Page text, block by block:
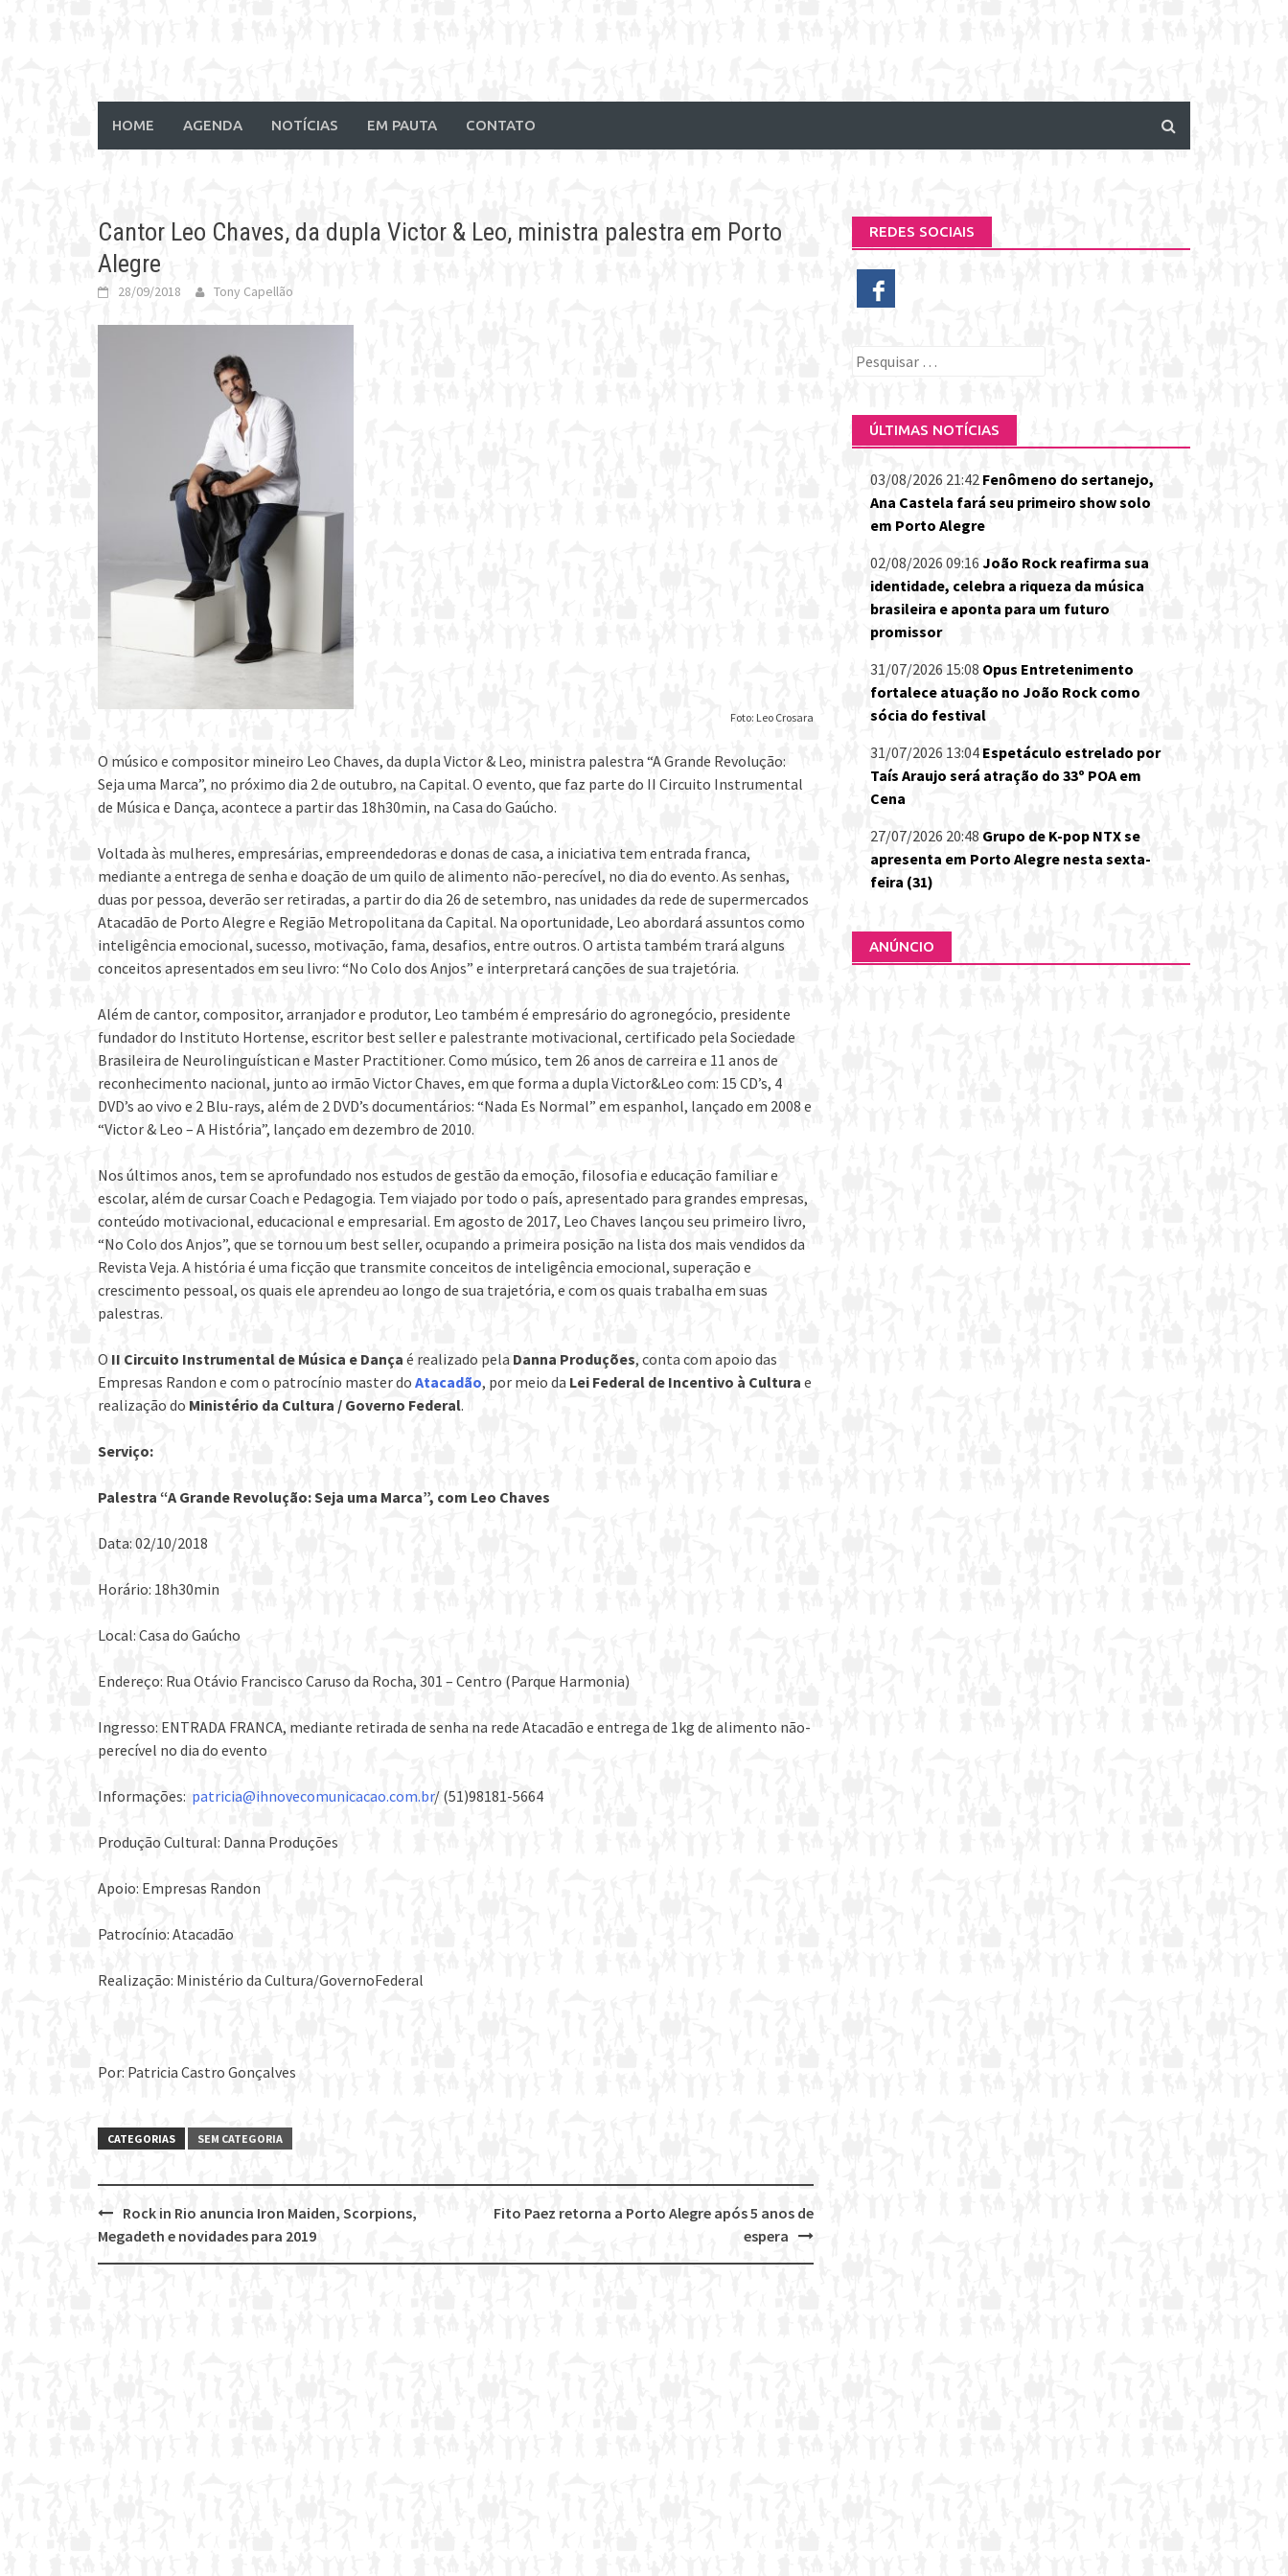
HOME AGENDA NOTÍCIAS EM PAUTA CONTATO
Cantor Leo Chaves, da dupla Victor & Leo, ministra palestra em Porto
Alegre
28/09/2018 Tony Capellão
Foto: Leo Crosara
O músico e compositor mineiro Leo Chaves, da dupla Victor & Leo, ministra palestra “A Grande Revolução:
Seja uma Marca”, no próximo dia 2 de outubro, na Capital. O evento, que faz parte do II Circuito Instrumental
de Música e Dança, acontece a partir das 18h30min, na Casa do Gaúcho.
Voltada às mulheres, empresárias, empreendedoras e donas de casa, a iniciativa tem entrada franca,
mediante a entrega de senha e doação de um quilo de alimento não-perecível, no dia do evento. As senhas,
duas por pessoa, deverão ser retiradas, a partir do dia 26 de setembro, nas unidades da rede de supermercados
Atacadão de Porto Alegre e Região Metropolitana da Capital. Na oportunidade, Leo abordará assuntos como
inteligência emocional, sucesso, motivação, fama, desafios, entre outros. O artista também trará alguns
conceitos apresentados em seu livro: “No Colo dos Anjos” e interpretará canções de sua trajetória.
Além de cantor, compositor, arranjador e produtor, Leo também é empresário do agronegócio, presidente
fundador do Instituto Hortense, escritor best seller e palestrante motivacional, certificado pela Sociedade
Brasileira de Neurolinguístican e Master Practitioner. Como músico, tem 26 anos de carreira e 11 anos de
reconhecimento nacional, junto ao irmão Victor Chaves, em que forma a dupla Victor&Leo com: 15 CD’s, 4
DVD’s ao vivo e 2 Blu-rays, além de 2 DVD’s documentários: “Nada Es Normal” em espanhol, lançado em 2008 e
“Victor & Leo – A História”, lançado em dezembro de 2010.
Nos últimos anos, tem se aprofundado nos estudos de gestão da emoção, filosofia e educação familiar e
escolar, além de cursar Coach e Pedagogia. Tem viajado por todo o país, apresentado para grandes empresas,
conteúdo motivacional, educacional e empresarial. Em agosto de 2017, Leo Chaves lançou seu primeiro livro,
“No Colo dos Anjos”, que se tornou um best seller, ocupando a primeira posição na lista dos mais vendidos da
Revista Veja. A história é uma ficção que transmite conceitos de inteligência emocional, superação e
crescimento pessoal, os quais ele aprendeu ao longo de sua trajetória, e com os quais trabalha em suas
palestras.
O II Circuito Instrumental de Música e Dança é realizado pela Danna Produções, conta com apoio das
Empresas Randon e com o patrocínio master do Atacadão, por meio da Lei Federal de Incentivo à Cultura e
realização do Ministério da Cultura / Governo Federal.
Serviço:
Palestra “A Grande Revolução: Seja uma Marca”, com Leo Chaves
Data: 02/10/2018
Horário: 18h30min
Local: Casa do Gaúcho
Endereço: Rua Otávio Francisco Caruso da Rocha, 301 – Centro (Parque Harmonia)
Ingresso: ENTRADA FRANCA, mediante retirada de senha na rede Atacadão e entrega de 1kg de alimento não-
perecível no dia do evento
Informações: patricia@ihnovecomunicacao.com.br/ (51)98181-5664
Produção Cultural: Danna Produções
Apoio: Empresas Randon
Patrocínio: Atacadão
Realização: Ministério da Cultura/GovernoFederal
Por: Patricia Castro Gonçalves
CATEGORIAS SEM CATEGORIA
Post
navigation
Fito Paez retorna a Porto Alegre após 5 anos de
espera
Rock in Rio anuncia Iron Maiden, Scorpions,
Megadeth e novidades para 2019
REDES SOCIAIS
Pesquisar
ÚLTIMAS NOTÍCIAS
03/08/2026 21:42 Fenômeno do sertanejo,
Ana Castela fará seu primeiro show solo
em Porto Alegre
02/08/2026 09:16 João Rock reafirma sua
identidade, celebra a riqueza da música
brasileira e aponta para um futuro
promissor
31/07/2026 15:08 Opus Entretenimento
fortalece atuação no João Rock como
sócia do festival
31/07/2026 13:04 Espetáculo estrelado por
Taís Araujo será atração do 33º POA em
Cena
27/07/2026 20:48 Grupo de K-pop NTX se
apresenta em Porto Alegre nesta sexta-
feira (31)
ANÚNCIO